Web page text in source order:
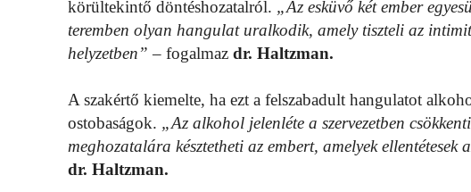
körültekintő döntéshozatalról. „Az esküvő két ember
teremben olyan hangulat uralkodik, amely tiszteli az
helyzetben” – fogalmaz dr. Haltzman.
A szakértő kiemelte, ha ezt a felszabadult hangulatot
ostobaságok. „Az alkohol jelenléte a szervezetben
meghozatalára késztetheti az embert, amelyek ellentétesek
dr. Haltzman.